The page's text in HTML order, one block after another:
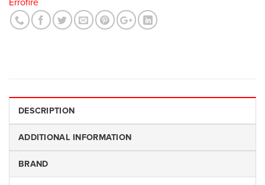
Errofire
DESCRIPTION
ADDITIONAL INFORMATION
BRAND